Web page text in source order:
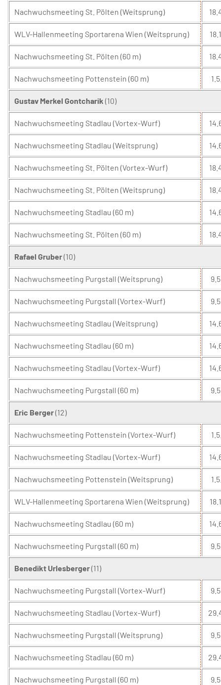
Nachwuchsmeeting St. Pölten (Weitsprung)
WLV-Hallenmeeting Sportarena Wien (Weitsprung)
Nachwuchsmeeting St. Pölten (60 m)
Nachwuchsmeeting Pottenstein (60 m)
Gustav Merkel Gontcharik (10)
Nachwuchsmeeting Stadlau (Vortex-Wurf)
Nachwuchsmeeting Stadlau (Weitsprung)
Nachwuchsmeeting St. Pölten (Vortex-Wurf)
Nachwuchsmeeting St. Pölten (Weitsprung)
Nachwuchsmeeting Stadlau (60 m)
Nachwuchsmeeting St. Pölten (60 m)
Rafael Gruber(10)
Nachwuchsmeeting Purgstall (Weitsprung)
Nachwuchsmeeting Purgstall (Vortex-Wurf)
Nachwuchsmeeting Stadlau (Weitsprung)
Nachwuchsmeeting Stadlau (60 m)
Nachwuchsmeeting Stadlau (Vortex-Wurf)
Nachwuchsmeeting Purgstall (60 m)
Eric Berger(12)
Nachwuchsmeeting Pottenstein (Vortex-Wurf)
Nachwuchsmeeting Stadlau (Vortex-Wurf)
Nachwuchsmeeting Pottenstein (Weitsprung)
WLV-Hallenmeeting Sportarena Wien (Weitsprung)
Nachwuchsmeeting Stadlau (60 m)
Nachwuchsmeeting Purgstall (60 m)
Benedikt Urlesberger(11)
Nachwuchsmeeting Purgstall (Vortex-Wurf)
Nachwuchsmeeting Stadlau (Vortex-Wurf)
Nachwuchsmeeting Purgstall (Weitsprung)
Nachwuchsmeeting Stadlau (60 m)
Nachwuchsmeeting Purgstall (60 m)